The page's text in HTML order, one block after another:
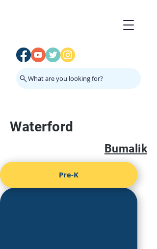
What are you looking for?
Waterford
Bumalik
Pre-K